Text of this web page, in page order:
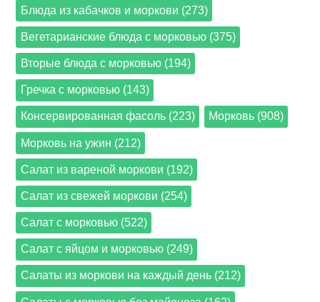
Блюда из кабачков и моркови (273)
Вегетарианские блюда с морковью (375)
Вторые блюда с морковью (194)
Гречка с морковью (143)
Консервированная фасоль (223) Морковь (908)
Морковь на ужин (212)
Салат из вареной моркови (192)
Салат из свежей моркови (254)
Салат с морковью (522)
Салат с яйцом и морковью (249)
Салаты из моркови на каждый день (212)